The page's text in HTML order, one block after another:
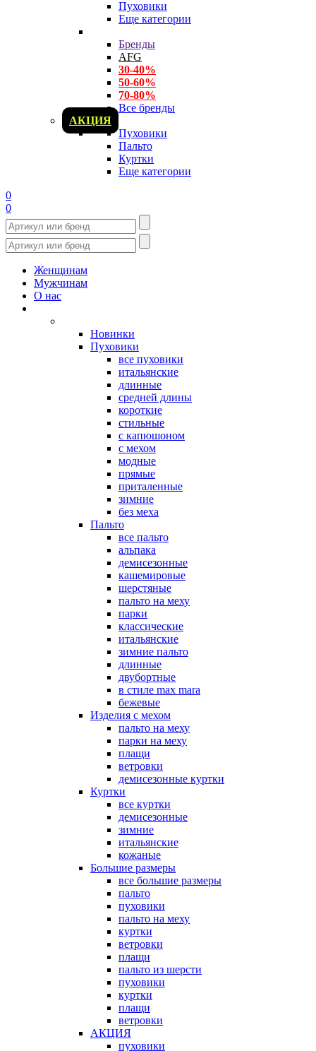
Пуховики
Еще категории
Бренды
AFG
30-40%
50-60%
70-80%
Все бренды
АКЦИЯ
Пуховики
Пальто
Куртки
Еще категории
0
0
Женщинам
Мужчинам
О нас
Новинки
Пуховики
все пуховики
итальянские
длинные
средней длины
короткие
стильные
с капюшоном
с мехом
модные
прямые
приталенные
зимние
без меха
Пальто
все пальто
альпака
демисезонные
кашемировые
шерстяные
пальто на меху
парки
классические
итальянские
зимние пальто
длинные
двубортные
в стиле max mara
бежевые
Изделия с мехом
пальто на меху
парки на меху
плащи
ветровки
демисезонные куртки
Куртки
все куртки
демисезонные
зимние
итальянские
кожаные
Большие размеры
все большие размеры
пальто
пуховики
пальто на меху
куртки
ветровки
плащи
пальто из шерсти
пуховики
куртки
плащи
ветровки
АКЦИЯ
пуховики